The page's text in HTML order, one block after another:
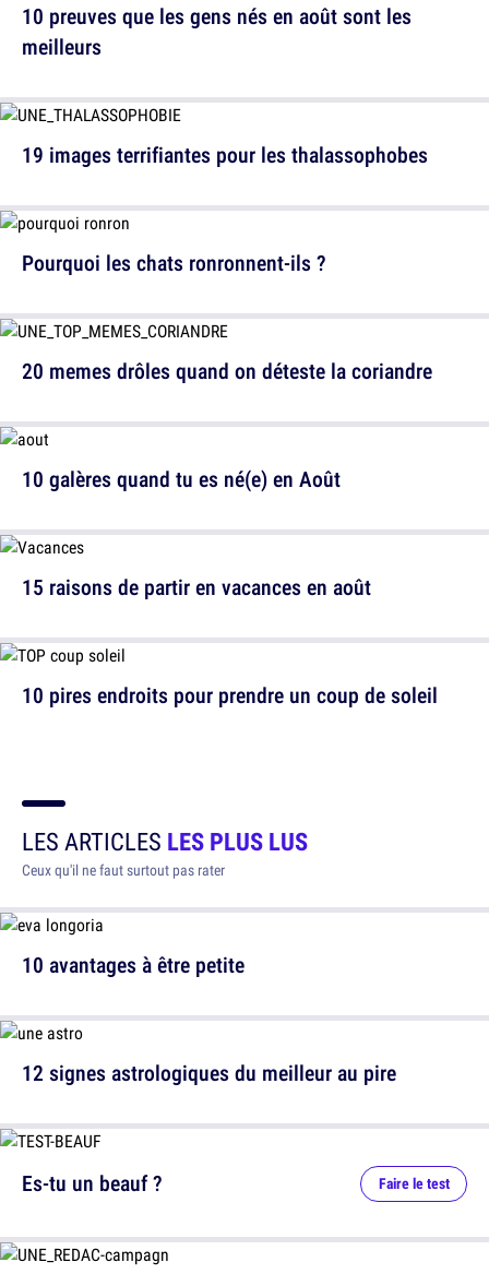
19 images terrifiantes pour les thalassophobes
20 memes drôles quand on déteste la coriandre
15 raisons de partir en vacances en août
10 preuves que les gens nés en août sont les
meilleurs
Pourquoi les chats ronronnent-ils ?
10 galères quand tu es né(e) en Août
10 pires endroits pour prendre un coup de soleil
LES ARTICLES LES PLUS LUS
Ceux qu'il ne faut surtout pas rater
10 avantages à être petite
12 signes astrologiques du meilleur au pire
Es-tu un beauf ? Faire le test